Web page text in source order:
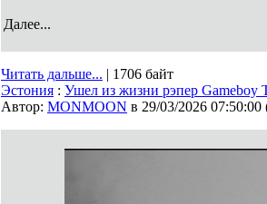
Далее...
Читать дальше... | 1706 байт
Эстония : Ушел из жизни рэпер Gameboy
Автор: MONMOON в 29/03/2026 07:50:00